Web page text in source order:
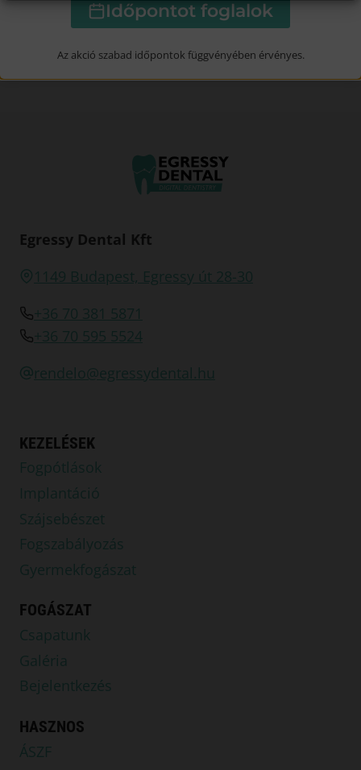
navigáció
Állcsont műtét –
Gyakran ismételt
a fogászati koronáról
Egressy Dental Kft
1149 Budapest, Egressy út 28-30
+36 70 381 5871
+36 70 595 5524
rendelo@egressydental.hu
KEZELÉSEK
Fogpótlások
Implantáció
Szájsebészet
Fogszabályozás
Gyermekfogászat
FOGÁSZAT
Csapatunk
Galéria
Bejelentkezés
HASZNOS
ÁSZF
Időpontot foglalok
Az akció szabad időpontok függvényében érvényes.